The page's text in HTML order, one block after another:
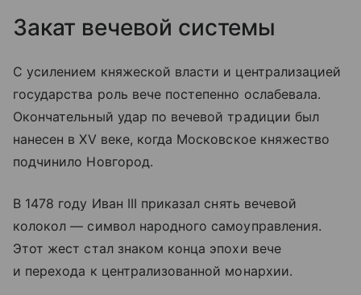
Закат вечевой системы
С усилением княжеской власти и централизацией
государства роль вече постепенно ослабевала.
Окончательный удар по вечевой традиции был
нанесен в XV веке, когда Московское княжество
подчинило Новгород.
В 1478 году Иван III приказал снять вечевой
колокол — символ народного самоуправления.
Этот жест стал знаком конца эпохи вече
и перехода к централизованной монархии.